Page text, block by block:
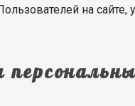
на сайте,